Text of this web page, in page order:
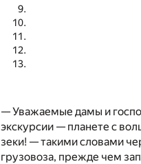
— Уважаемые дамы и
экскурсии — планете с
зеки! — такими словами
грузовоза, прежде чем